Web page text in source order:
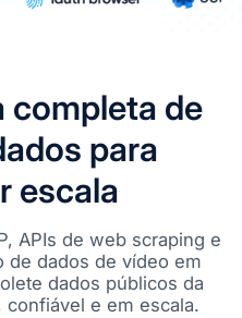
completa de
para
escala
APIs de web scraping e
de dados de vídeo em
dados públicos da
e em escala.